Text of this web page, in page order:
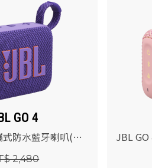
GO 4
防水藍牙喇叭(紫
2,480
JBL